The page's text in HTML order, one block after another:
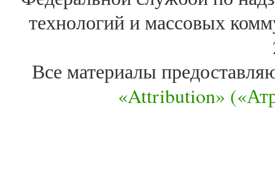
технологий и массовых
Все материалы
«Attribution»